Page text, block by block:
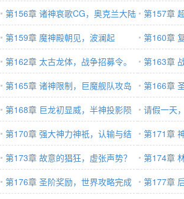
延寿
秘密
第156章 诸神哀歌CG，奥克兰大陆
的危机
第157章
九阶在即
第159章 魔神殿朝见，波澜起
第160章
第162章 太古龙体，战争招募令。
第163章
第165章 诸神限制，巨魔舰队攻岛
前夕
第166章
第168章 巨龙初显威，半神投影陨
请假一天
第170章 强大神力神祇，认输与结
盟？
第171章
界的秘密。
第173章 故意的猖狂，虚张声势？
第174章
出世界
第176章 圣阶奖励，世界攻略完成
第177章